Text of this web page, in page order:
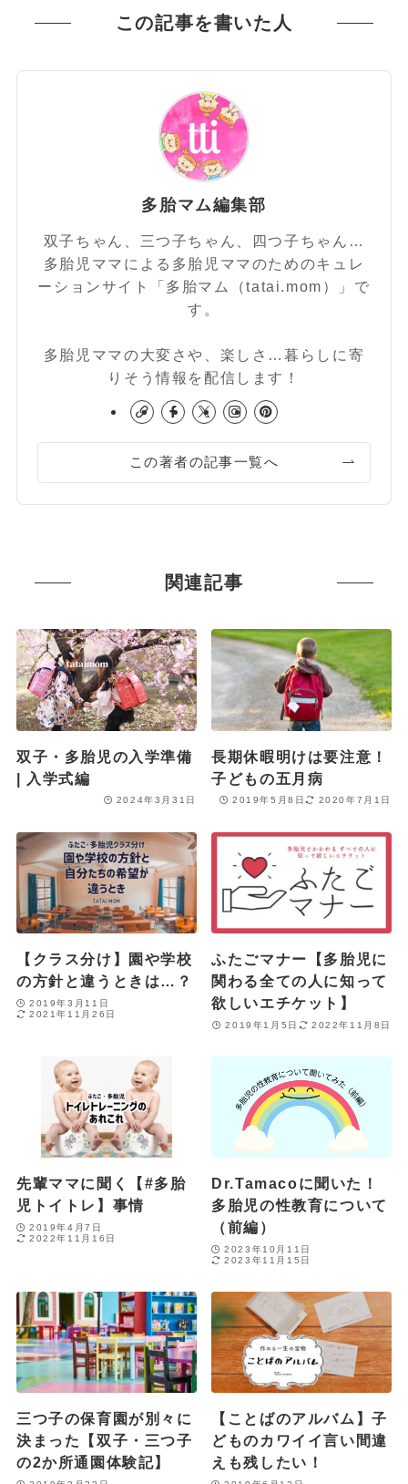
この記事を書いた人
多胎マム編集部
双子ちゃん、三つ子ちゃん、四つ子ちゃん…
多胎児ママによる多胎児ママのためのキュレ
ーションサイト「多胎マム（tatai.mom）」で
す。
多胎児ママの大変さや、楽しさ…暮らしに寄
りそう情報を配信します！
この著者の記事一覧へ
関連記事
双子・多胎児の入学準備
| 入学式編
2024年3月31日
長期休暇明けは要注意！
子どもの五月病
2019年5月8日 2020年7月1日
【クラス分け】園や学校
の方針と違うときは…？
2019年3月11日
2021年11月26日
ふたごマナー【多胎児に
関わる全ての人に知って
欲しいエチケット】
2019年1月5日 2022年11月8日
先輩ママに聞く【#多胎
児トイトレ】事情
2019年4月7日
2022年11月16日
Dr.Tamacoに聞いた！
多胎児の性教育について
（前編）
2023年10月11日
2023年11月15日
三つ子の保育園が別々に
決まった【双子・三つ子
の2か所通園体験記】
【ことばのアルバム】子
どものカワイイ言い間違
えも残したい！